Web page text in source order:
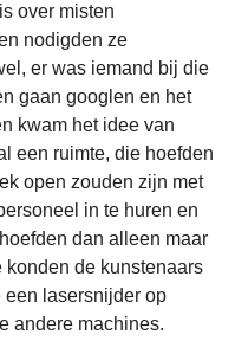
over misten
nodigden ze
er was iemand bij die
gaan googlen en het
kwam het idee van
een ruimte, die hoefden
open zouden zijn met
in te huren en
dan alleen maar
konden de kunstenaars
een lasersnijder op
andere machines.